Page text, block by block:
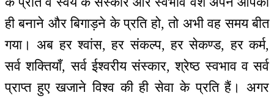
ही बनाने और बिगाड़ने के प्रति हो, तो अभी वह समय बीत
गया। अब हर श्वांस, हर संकल्प, हर सेकण्ड, हर कर्म,
सर्व शक्तियाँ, सर्व ईश्वरीय संस्कार, श्रेष्ठ स्वभाव व सर्व
प्राप्त हुए खजाने विश्व की ही सेवा के प्रति हैं। अगर